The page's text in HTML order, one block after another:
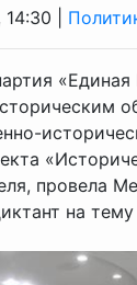
|
провела
на тему